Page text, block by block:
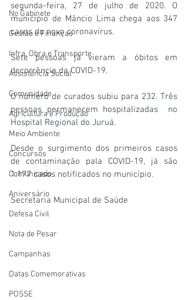
No Gabinete
Gestão e Finanças
Infra, Obra e Transporte
Assistência Social
Comunidade
Agricultura e Produção
Meio Ambiente
Concursos
Comunicado
Aniversário
Defesa Civil
Nota de Pesar
Campanhas
Datas Comemorativas
POSSE
segunda-feira, 27 de julho de 2020. O
município de Mâncio Lima chega aos 347
casos do novo coronavírus.
Sete pessoas já vieram a óbitos em
decorrência da COVID-19.
O número de curados subiu para 232. Três
pessoas permanecem hospitalizadas  no
Hospital Regional do Juruá.
Desde o surgimento dos primeiros casos
de contaminação pala COVID-19, já são
1.177 casos notificados no município.
Secretaria Municipal de Saúde